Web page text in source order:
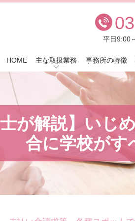
が解説】いじ
合に学校がす
平日9:00
HOME 主な取扱業務 事務所の特徴